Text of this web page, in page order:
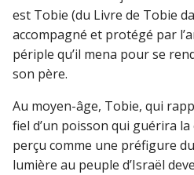
est Tobie (du Livre de Tobie
accompagné et protégé par
périple qu’il mena pour se
son père.
Au moyen-âge, Tobie, qui
fiel d’un poisson qui guérira
perçu comme une préfigure
lumière au peuple d’Israël